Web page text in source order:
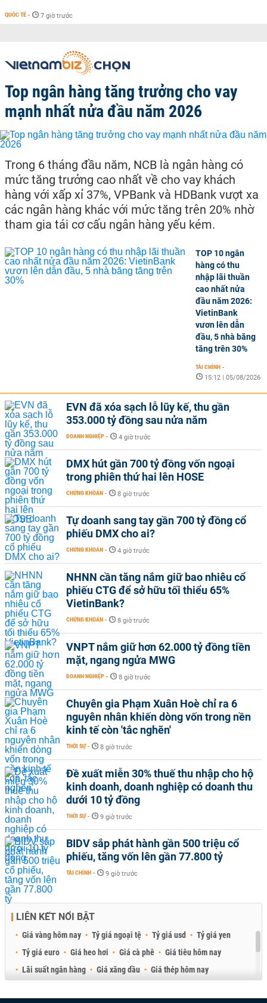
QUỐC TẾ - 7 giờ trước
Top ngân hàng tăng trưởng cho vay
mạnh nhất nửa đầu năm 2026
Trong 6 tháng đầu năm, NCB là ngân hàng có
mức tăng trưởng cao nhất về cho vay khách
hàng với xấp xỉ 37%, VPBank và HDBank vượt xa
các ngân hàng khác với mức tăng trên 20% nhờ
tham gia tái cơ cấu ngân hàng yếu kém.
TOP 10 ngân
hàng có thu
nhập lãi thuần
cao nhất nửa
đầu năm 2026:
VietinBank
vươn lên dẫn
đầu, 5 nhà băng
tăng trên 30%
TÀI CHÍNH -
15:12 | 05/08/2026
EVN đã xóa sạch lỗ lũy kế, thu gần
353.000 tỷ đồng sau nửa năm
DOANH NGHIỆP - 4 giờ trước
DMX hút gần 700 tỷ đồng vốn ngoại
trong phiên thứ hai lên HOSE
CHỨNG KHOÁN - 8 giờ trước
Tự doanh sang tay gần 700 tỷ đồng cổ
phiếu DMX cho ai?
CHỨNG KHOÁN - 4 giờ trước
NHNN cần tăng nắm giữ bao nhiêu cổ
phiếu CTG để sở hữu tối thiểu 65%
VietinBank?
CHỨNG KHOÁN - 8 giờ trước
VNPT nắm giữ hơn 62.000 tỷ đồng tiền
mặt, ngang ngửa MWG
DOANH NGHIỆP - 8 giờ trước
Chuyên gia Phạm Xuân Hoè chỉ ra 6
nguyên nhân khiến dòng vốn trong nền
kinh tế còn 'tắc nghẽn'
THỜI SỰ - 8 giờ trước
Đề xuất miễn 30% thuế thu nhập cho hộ
kinh doanh, doanh nghiệp có doanh thu
dưới 10 tỷ đồng
THỜI SỰ - 9 giờ trước
BIDV sắp phát hành gần 500 triệu cổ
phiếu, tăng vốn lên gần 77.800 tỷ
TÀI CHÍNH - 9 giờ trước
LIÊN KẾT NỔI BẬT
Giá vàng hôm nay Tỷ giá ngoại tệ Tỷ giá usd
Tỷ giá yen
Tỷ giá euro
Giá heo hơi Giá cà phê
Giá tiêu hôm nay
Lãi suất ngân hàng
Giá xăng dầu
Giá thép hôm nay